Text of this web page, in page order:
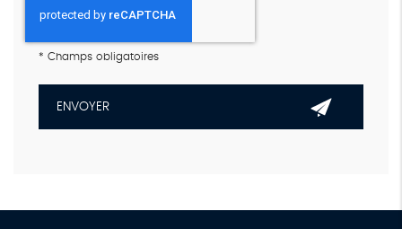
* Champs obligatoires